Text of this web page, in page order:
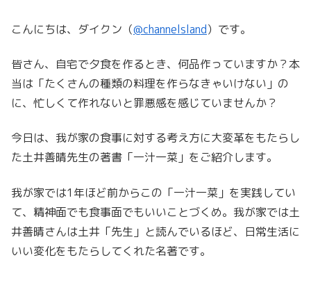
こんにちは、ダイクン（@channelsland）です。
皆さん、自宅で夕食を作るとき、何品作っていますか？本
当は「たくさんの種類の料理を作らなきゃいけない」の
に、忙しくて作れないと罪悪感を感じていませんか？
今日は、我が家の食事に対する考え方に大変革をもたらし
た土井善晴先生の著書「一汁一菜」をご紹介します。
我が家では1年ほど前からこの「一汁一菜」を実践してい
て、精神面でも食事面でもいいことづくめ。我が家では土
井善晴さんは土井「先生」と読んでいるほど、日常生活に
いい変化をもたらしてくれた名著です。